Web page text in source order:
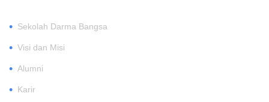
• Sekolah Darma Bangsa
• Visi dan Misi
• Alumni
• Karir